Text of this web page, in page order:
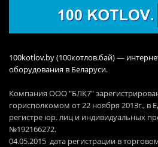
100kotlov.by (100котлов.бай) —
оборудования в Беларуси.
Компания ООО "БЛК7"
горисполкомом от 22 ноября 2013г., в
регистре юр. лиц и индивидуальных
№192166272.
04.05.2015 дата регистрации в